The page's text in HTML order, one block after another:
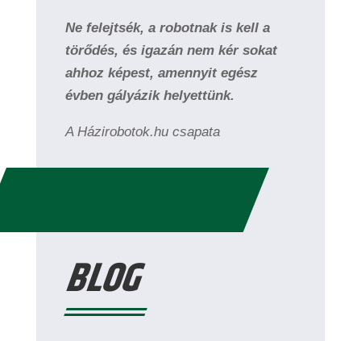
Ne felejtsék, a robotnak is kell a
törődés, és igazán nem kér sokat
ahhoz képest, amennyit egész
évben gályázik helyettünk.
A Házirobotok.hu csapata
BLOG